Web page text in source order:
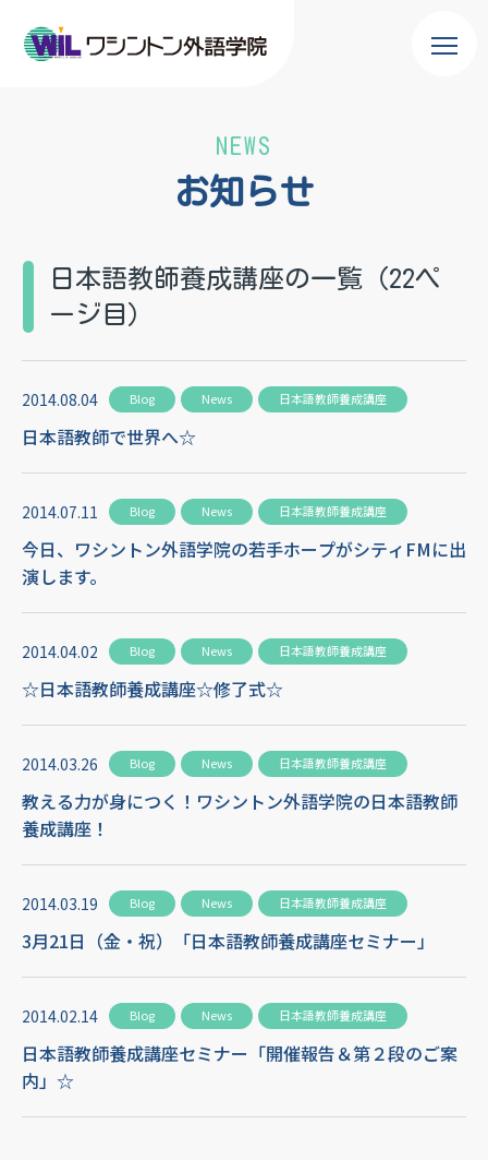
お知らせ
NEWS
日本語教師養成講座の一覧（22ペ
ージ目）
2014.08.04 Blog News 日本語教師養成講座
日本語教師で世界へ☆
2014.07.11 Blog News 日本語教師養成講座
今日、ワシントン外語学院の若手ホープがシティFMに出
演します。
2014.04.02 Blog News 日本語教師養成講座
☆日本語教師養成講座☆修了式☆
2014.03.26 Blog News 日本語教師養成講座
教える力が身につく！ワシントン外語学院の日本語教師
養成講座！
2014.03.19 Blog News 日本語教師養成講座
3月21日（金・祝）「日本語教師養成講座セミナー」
2014.02.14 Blog News 日本語教師養成講座
日本語教師養成講座セミナー「開催報告＆第２段のご案
内」☆